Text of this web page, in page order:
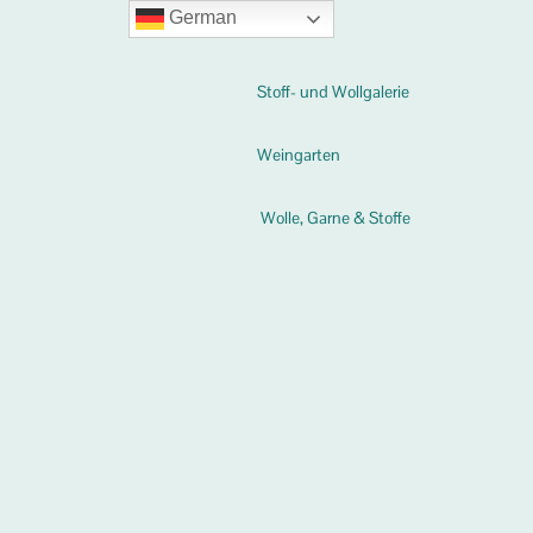
Stoff- und Wollgalerie
Weingarten
Wolle, Garne & Stoffe
German